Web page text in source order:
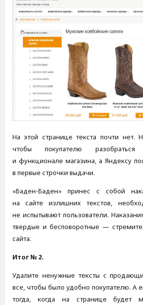
На этой странице текста почти нет.
чтобы покупателю
и функционале магазина, а Яндексу
в первые строчки выдачи.
«Баден-Баден» принес с собой
на сайте излишних текстов,
не испытывают пользователи.
твердые и бесповоротные —
сайта.
Итог № 2.
Удалите ненужные тексты с
все, чтобы было удобно покупателю. А
тогда, когда на странице будет